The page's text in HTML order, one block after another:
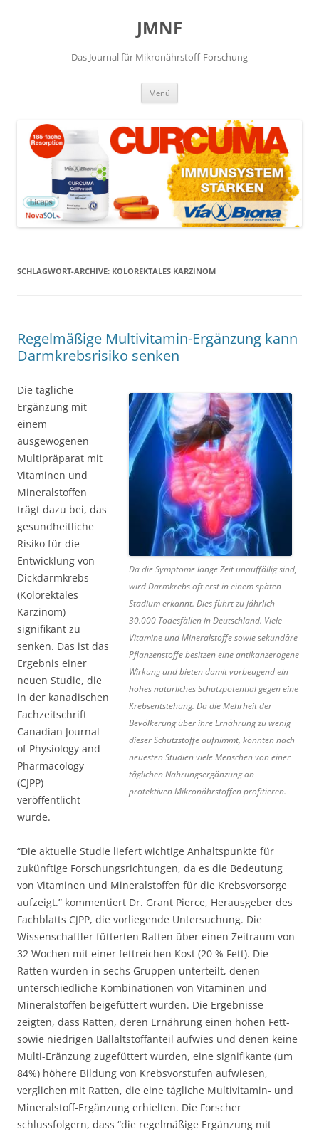
JMNF
Das Journal für Mikronährstoff-Forschung
Menü
SCHLAGWORT-ARCHIVE: KOLOREKTALES KARZINOM
Regelmäßige Multivitamin-Ergänzung kann
Darmkrebsrisiko senken
Da die Symptome lange Zeit unauffällig sind,
wird Darmkrebs oft erst in einem späten
Stadium erkannt. Dies führt zu jährlich
30.000 Todesfällen in Deutschland. Viele
Vitamine und Mineralstoffe sowie sekundäre
Pflanzenstoffe besitzen eine antikanzerogene
Wirkung und bieten damit vorbeugend ein
hohes natürliches Schutzpotential gegen eine
Krebsentstehung. Da die Mehrheit der
Bevölkerung über ihre Ernährung zu wenig
dieser Schutzstoffe aufnimmt, könnten nach
neuesten Studien viele Menschen von einer
täglichen Nahrungsergänzung an
protektiven Mikronährstoffen profitieren.
Die tägliche
Ergänzung mit
einem
ausgewogenen
Multipräparat mit
Vitaminen und
Mineralstoffen
trägt dazu bei, das
gesundheitliche
Risiko für die
Entwicklung von
Dickdarmkrebs
(Kolorektales
Karzinom)
signifikant zu
senken. Das ist das
Ergebnis einer
neuen Studie, die
in der kanadischen
Fachzeitschrift
Canadian Journal
of Physiology and
Pharmacology
(CJPP)
veröffentlicht
wurde.
“Die aktuelle Studie liefert wichtige Anhaltspunkte für
zukünftige Forschungsrichtungen, da es die Bedeutung
von Vitaminen und Mineralstoffen für die Krebsvorsorge
aufzeigt.” kommentiert Dr. Grant Pierce, Herausgeber des
Fachblatts CJPP, die vorliegende Untersuchung. Die
Wissenschaftler fütterten Ratten über einen Zeitraum von
32 Wochen mit einer fettreichen Kost (20 % Fett). Die
Ratten wurden in sechs Gruppen unterteilt, denen
unterschiedliche Kombinationen von Vitaminen und
Mineralstoffen beigefüttert wurden. Die Ergebnisse
zeigten, dass Ratten, deren Ernährung einen hohen Fett-
sowie niedrigen Ballaltstoffanteil aufwies und denen keine
Multi-Eränzung zugefüttert wurden, eine signifikante (um
84%) höhere Bildung von Krebsvorstufen aufwiesen,
verglichen mit Ratten, die eine tägliche Multivitamin- und
Mineralstoff-Ergänzung erhielten. Die Forscher
schlussfolgern, dass “die regelmäßige Ergänzung mit